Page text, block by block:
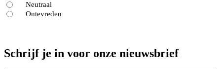
Neutraal
Ontevreden
Schrijf je in voor onze nieuwsbrief